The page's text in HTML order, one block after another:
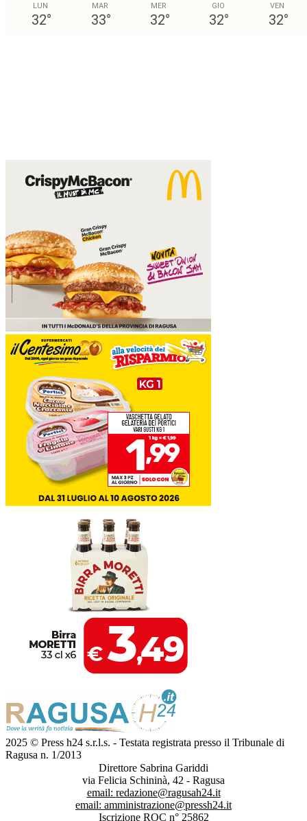
LUN
32°
MAR
33°
MER
32°
GIO
32°
VEN
32°
2025 © Press h24 s.r.l.s. - Testata registrata presso il Tribunale di
Ragusa n. 1/2013
Direttore Sabrina Gariddi
via Felicia Schininà, 42 - Ragusa
email: redazione@ragusah24.it
email: amministrazione@pressh24.it
Iscrizione ROC n° 25862